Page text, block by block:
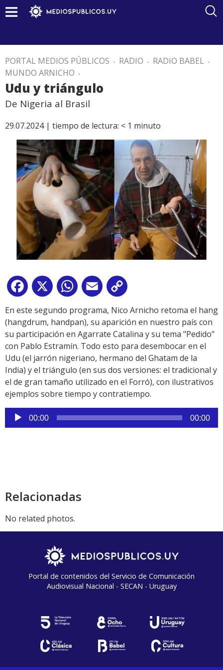
PORTAL MEDIOS PÚBLICOS . RADIO . RADIO BABEL .
MUNDO ARNICHO .
Udu y triángulo
De Nigeria al Brasil
29.07.2024 | tiempo de lectura: < 1 minuto
Facebook
X WhatsApp
Email
Link
En este segundo programa, Nico Arnicho retoma el hang
(hangdrum, handpan), su aparición en nuestro país con
su participación en Agarrate Catalina y su tema "Pedido"
con Pablo Estramín. Todo esto para desembocar en el
Udu (el jarrón nigeriano, hermano del Ghatam de la
India) y el triángulo (en sus dos versiones: el tradicional y
el de gran tamaño utilizado en el Forró), con ilustrativos
ejemplos sobre tiempo y contratiempo.
Reproductor
de
00:00 00:00
Relacionadas
No related photos.
Portal de contenidos del Servicio de Comunicación
Audiovisual Nacional - SECAN - Uruguay